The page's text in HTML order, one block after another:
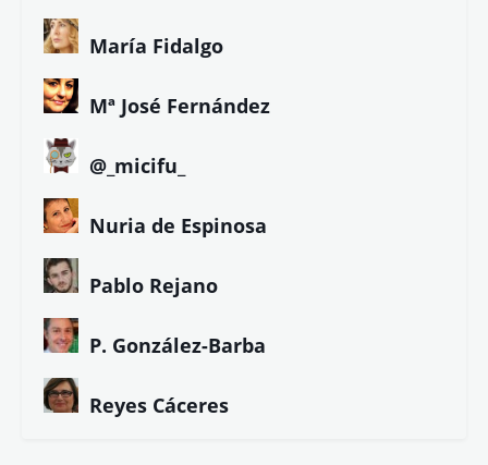
María Fidalgo
Mª José Fernández
@_micifu_
Nuria de Espinosa
Pablo Rejano
P. González-Barba
Reyes Cáceres